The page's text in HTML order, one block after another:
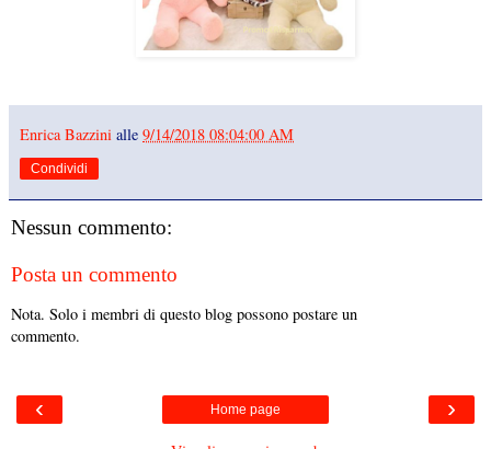
Enrica Bazzini alle 9/14/2018 08:04:00 AM
Condividi
Nessun commento:
Posta un commento
Nota. Solo i membri di questo blog possono postare un
commento.
‹ ›
Home page